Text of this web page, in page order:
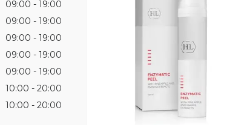
09:00
19:00
09:00
19:00
09:00
19:00
09:00
19:00
09:00
19:00
10:00
20:00
10:00 20:00